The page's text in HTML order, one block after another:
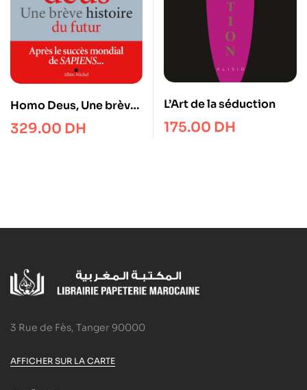
Homo Deus, Une brève
histoire de l’avenir
329.00 DH
L’Art de la séduction
175.00 DH
3 Rue de Fès, Tanger 90000
AFFICHER SUR LA CARTE